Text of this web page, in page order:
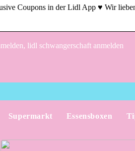
Coupons in der Lidl App ♥ Wir
lidl schwangerschaft anmelden
Supermarkt Essensboxen